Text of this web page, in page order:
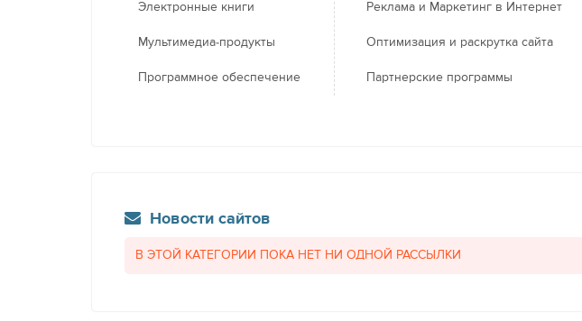
Электронные книги
Мультимедиа-продукты
Программное обеспечение
Реклама и Маркетинг в Интернет
Оптимизация и раскрутка сайта
Партнерские программы
Новости сайтов
В ЭТОЙ КАТЕГОРИИ ПОКА НЕТ НИ ОДНОЙ РАССЫЛКИ